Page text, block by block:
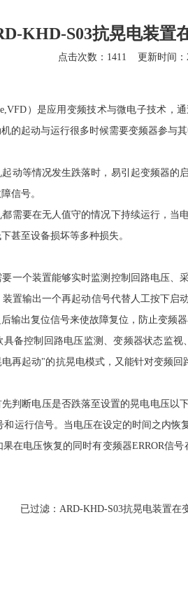
KHD-S03抗晃电装置
点击次数：1411 更新时间：
）是应用变频技术与微电子技术，
的起动与运行很多时候需要变频器参与
动等情况发生跌落时，易引起变频器的
信号。
需要在无人值守的情况下持续运行，当
甚至设备损坏等多种损失。
一个装置能够实时监测控制回路电压
置输出一个再起动信号代替人工按下启
输出复位信号来使故障复位，防止变频器
备控制回路电压监测、变频器状态监视
电再起动"的抗晃电模式，又能针对变频回
判断电压是否跌落至设置的晃电电压以
和运行信号。当电压在设定的时间之内恢
在电压恢复的同时有变频器ERROR信号